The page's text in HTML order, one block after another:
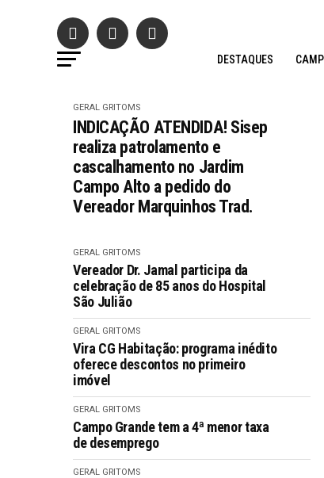
DESTAQUES
GERAL GRITOMS
INDICAÇÃO ATENDIDA! Sisep
realiza patrolamento e
cascalhamento no Jardim
Campo Alto a pedido do
Vereador Marquinhos Trad.
GERAL GRITOMS
Vereador Dr. Jamal participa da
celebração de 85 anos do Hospital
São Julião
GERAL GRITOMS
Vira CG Habitação: programa inédito
oferece descontos no primeiro
imóvel
GERAL GRITOMS
Campo Grande tem a 4ª menor taxa
de desemprego
GERAL GRITOMS